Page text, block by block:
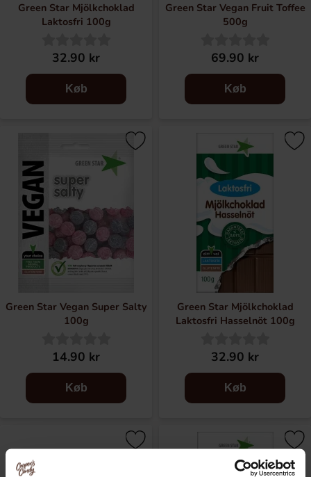
Green Star Mjölkchoklad
Laktosfri 100g
32.90 kr
Køb
Green Star Vegan Fruit Toffee
500g
69.90 kr
Køb
Green Star Vegan Super Salty
100g
14.90 kr
Køb
Green Star Mjölkchoklad
Laktosfri Hasselnöt 100g
32.90 kr
Køb